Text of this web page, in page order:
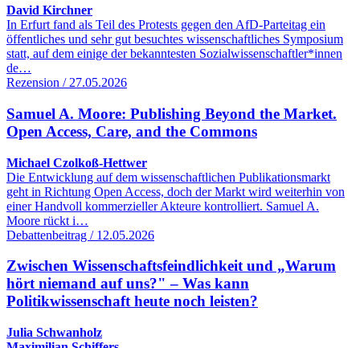
David Kirchner
In Erfurt fand als Teil des Protests gegen den AfD-Parteitag ein
öffentliches und sehr gut besuchtes wissenschaftliches Symposium
statt, auf dem einige der bekanntesten Sozialwissenschaftler*innen
de…
Rezension / 27.05.2026
Samuel A. Moore: Publishing Beyond the Market.
Open Access, Care, and the Commons
Michael Czolkoß-Hettwer
Die Entwicklung auf dem wissenschaftlichen Publikationsmarkt
geht in Richtung Open Access, doch der Markt wird weiterhin von
einer Handvoll kommerzieller Akteure kontrolliert. Samuel A.
Moore rückt i…
Debattenbeitrag / 12.05.2026
Zwischen Wissenschaftsfeindlichkeit und „Warum
hört niemand auf uns?" – Was kann
Politikwissenschaft heute noch leisten?
Julia Schwanholz